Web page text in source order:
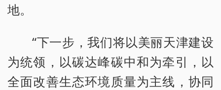
地。
“下一步，我们将以美丽天津建设
为统领，以碳达峰碳中和为牵引，以
全面改善生态环境质量为主线，协同